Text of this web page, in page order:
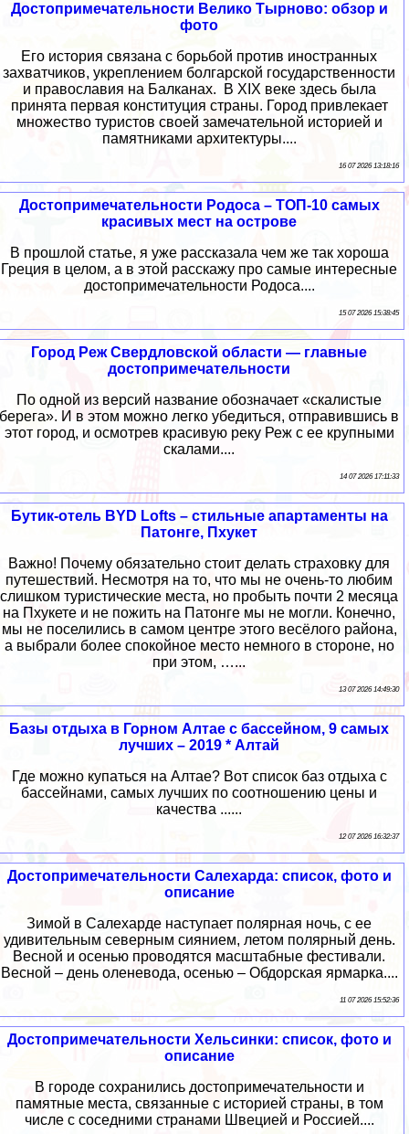
Достопримечательности Велико Тырново: обзор и
фото
Его история связана с борьбой против иностранных
захватчиков, укреплением болгарской государственности
и православия на Балканах. В XIX веке здесь была
принята первая конституция страны. Город привлекает
множество туристов своей замечательной историей и
памятниками архитектуры....
16 07 2026 13:18:16
Достопримечательности Родоса – ТОП-10 самых
красивых мест на острове
В прошлой статье, я уже рассказала чем же так хороша
Греция в целом, а в этой расскажу про самые интересные
достопримечательности Родоса....
15 07 2026 15:38:45
Город Реж Свердловской области — главные
достопримечательности
По одной из версий название обозначает «скалистые
берега». И в этом можно легко убедиться, отправившись в
этот город, и осмотрев красивую реку Реж с ее крупными
скалами....
14 07 2026 17:11:33
Бутик-отель BYD Lofts – стильные апартаменты на
Патонге, Пхукет
Важно! Почему обязательно стоит делать страховку для
путешествий. Несмотря на то, что мы не очень-то любим
слишком туристические места, но пробыть почти 2 месяца
на Пхукете и не пожить на Патонге мы не могли. Конечно,
мы не поселились в самом центре этого весёлого района,
а выбрали более спокойное место немного в стороне, но
при этом, …...
13 07 2026 14:49:30
Базы отдыха в Горном Алтае с бассейном, 9 самых
лучших – 2019 * Алтай
Где можно купаться на Алтае? Вот список баз отдыха с
бассейнами, самых лучших по соотношению цены и
качества ......
12 07 2026 16:32:37
Достопримечательности Салехарда: список, фото и
описание
Зимой в Салехарде наступает полярная ночь, с ее
удивительным северным сиянием, летом полярный день.
Весной и осенью проводятся масштабные фестивали.
Весной – день оленевода, осенью – Обдорская ярмарка....
11 07 2026 15:52:36
Достопримечательности Хельсинки: список, фото и
описание
В городе сохранились достопримечательности и
памятные места, связанные с историей страны, в том
числе с соседними странами Швецией и Россией....